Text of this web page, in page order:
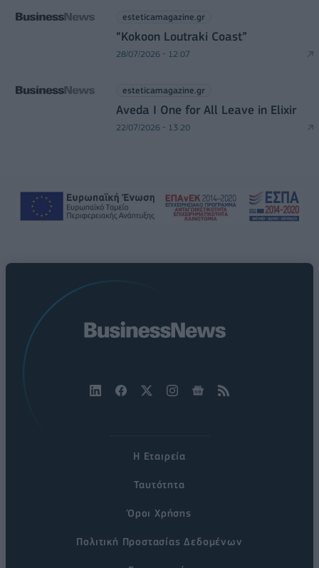
esteticamagazine.gr
“Kokoon Loutraki Coast”
28/07/2026 - 12:07
esteticamagazine.gr
Aveda I One for All Leave in Elixir
22/07/2026 - 13:20
Η Εταιρεία
Ταυτότητα
Όροι Χρήσης
Πολιτική Προστασίας Δεδομένων